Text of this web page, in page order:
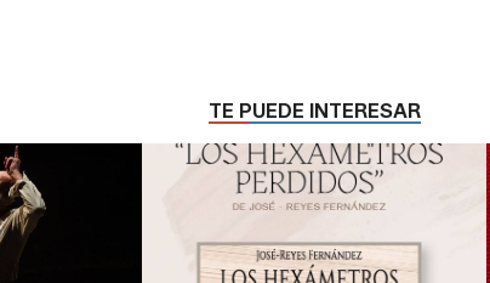
TE PUEDE INTERESAR